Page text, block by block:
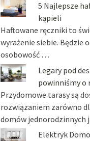
5 Najlepsze
kąpieli
Haftowane ręczniki to
wyrażenie siebie. Będzie
osobowość …
Legary pod
powinniśmy o
Przydomowe tarasy są
rozwiązaniem zarówno
domów jednorodzinnych
Elektryk